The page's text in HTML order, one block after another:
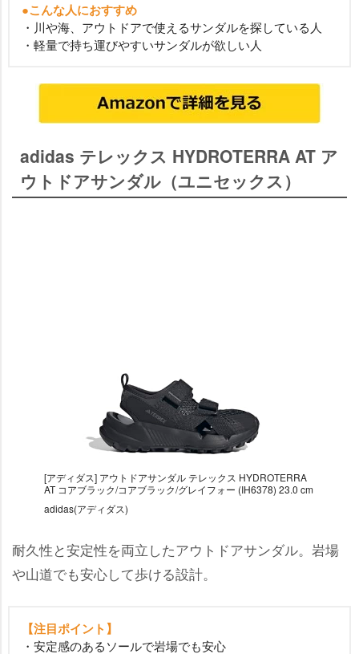
●こんな人におすすめ
・川や海、アウトドアで使えるサンダルを探している人
・軽量で持ち運びやすいサンダルが欲しい人
adidas テレックス HYDROTERRA AT ア
ウトドアサンダル（ユニセックス）
[アディダス] アウトドアサンダル テレックス HYDROTERRA
AT コアブラック/コアブラック/グレイフォー (IH6378) 23.0 cm
adidas(アディダス)
耐久性と安定性を両立したアウトドアサンダル。岩場
山道でも安心して歩ける設計。
【注目ポイント】
・安定感のあるソールで岩場でも安心